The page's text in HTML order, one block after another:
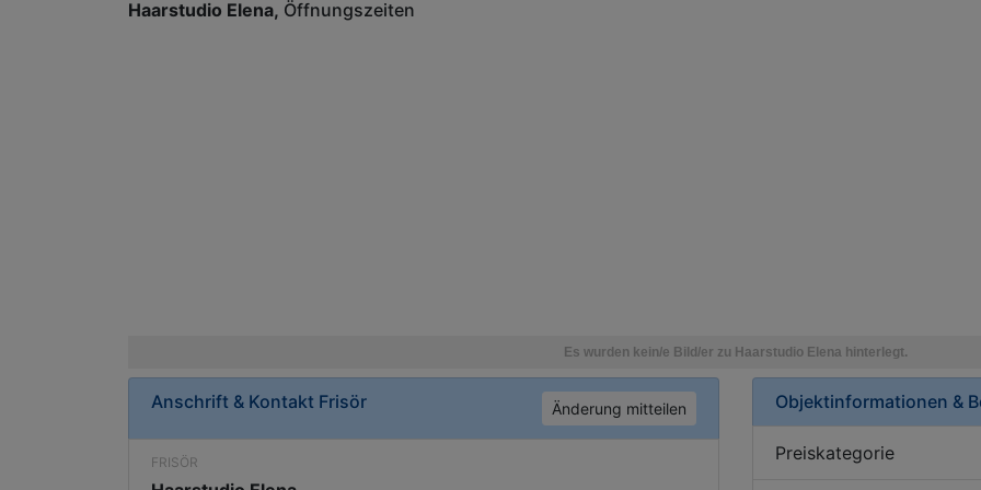
Haarstudio Elena Öffnungszeiten
Anschrift & Kontakt Frisör Änderung mitteilen
FRISÖR
Objektinformationen &
Preiskategorie